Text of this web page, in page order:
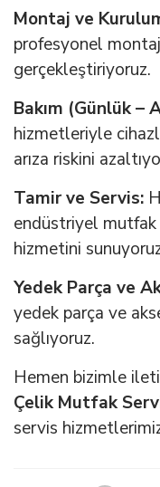
Montaj ve
profesyonel
gerçekleştiriyoruz.
Bakım (Günlük –
hizmetleriyle
arıza riskini
Tamir ve Servis:
endüstriyel mutfak
hizmetini
Yedek Parça ve
yedek parça ve
sağlıyoruz.
Hemen bizimle
Çelik Mutfak
servis